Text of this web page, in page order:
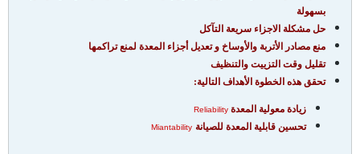
بسهولة
حل مشكلة الاجزاء سريعة التآكل
منع مصادر الأتربة والأوساخ و تعديل أجزاء المعدة لمنع تراكمها
تقليل وقت التزييت والتنظيف
تحقق هذه الخطوة الأهداف التالية:
زيادة معولية المعدة Reliability
تحسين قابلية المعدة للصيانة Miantability